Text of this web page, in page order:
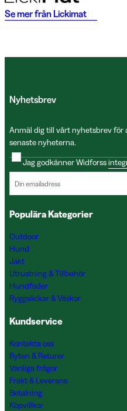
Se mer från Lickimat
Nyhetsbrev
Anmäl dig till vårt nyhetsbrev
senaste nyheterna.
Jag godkänner Widforss
Populära Kategorier
Outdoor
Hund
Jakt
Utrustning & Tillbehör
Hundfoder
Ryggsäckar & Väskor
Kundservice
Kontakta oss
Byten & Returer
Vanliga frågor
Frakt & Leverans
Betalning
Köpvillkor